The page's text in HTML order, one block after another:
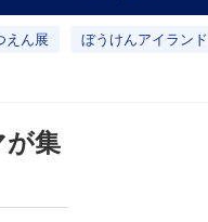
えん展 ぼうけんアイランド
集